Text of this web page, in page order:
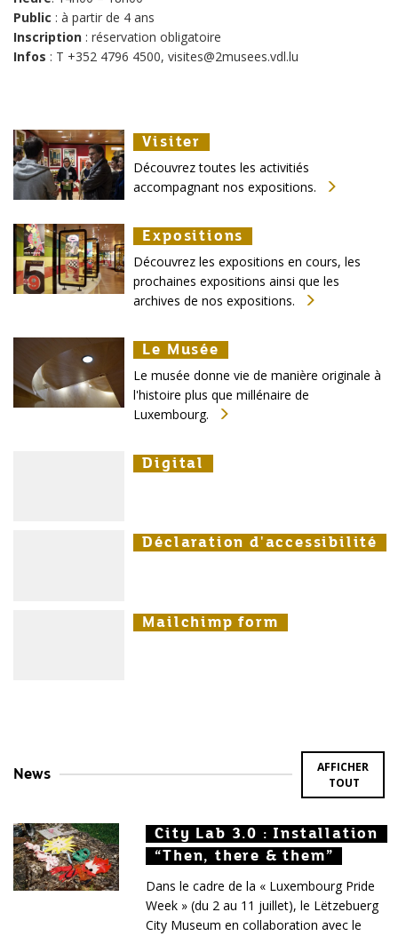
Public : à partir de 4 ans
Inscription : réservation obligatoire
Infos : T +352 4796 4500, visites@2musees.vdl.lu
Visiter
Visiter
Visiter
Découvrez toutes les activitiés
accompagnant nos expositions.
Expositions
Expositions
Expositions
Découvrez les expositions en cours, les
prochaines expositions ainsi que les
archives de nos expositions.
Le Musée
Le Musée
Le Musée
Le musée donne vie de manière originale à
l'histoire plus que millénaire de
Luxembourg.
Digital
Digital
Digital
Déclaration d'accessibilité
Déclaration d'accessibilité
Déclaration d'accessibilité
Mailchimp form
Mailchimp form
Mailchimp form
News
AFFICHER
TOUT
City Lab 3.0 : Installation
“Then, there & them”
City Lab 3.0 : Installation
“Then, there & them”
City Lab 3.0 : Installation
“Then, there & them”
Dans le cadre de la « Luxembourg Pride
Week » (du 2 au 11 juillet), le Lëtzebuerg
City Museum en collaboration avec le